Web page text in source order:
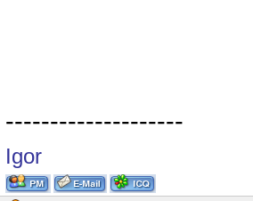
--------------------
Igor